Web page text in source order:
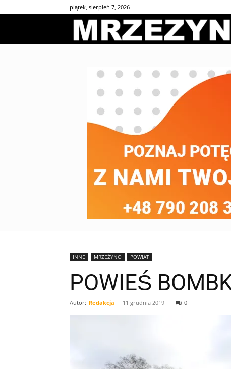
piątek, sierpień 7, 2026
INNE MRZEŻYNO POWIAT
POWIEŚ
Autor: Redakcja - 11 grudnia 2019 0